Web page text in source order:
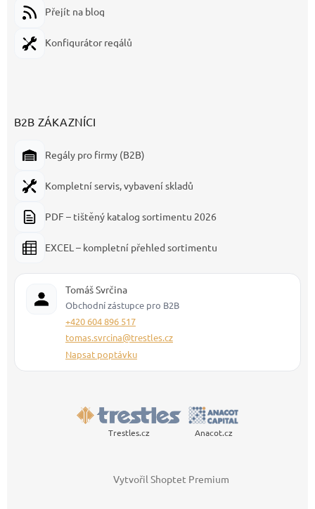
Přejít na blog
Konfigurátor regálů
B2B ZÁKAZNÍCI
Regály pro firmy (B2B)
Kompletní servis, vybavení skladů
PDF – tištěný katalog sortimentu 2026
EXCEL – kompletní přehled sortimentu
Tomáš Svrčina
Obchodní zástupce pro B2B
+420 604 896 517
tomas.svrcina@trestles.cz
Napsat poptávku
Trestles.cz Anacot.cz
Vytvořil Shoptet Premium